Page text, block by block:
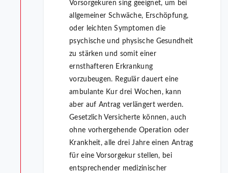
Vorsorgekuren sing geeignet, um bei
allgemeiner Schwäche, Erschöpfung,
oder leichten Symptomen die
psychische und physische Gesundheit
zu stärken und somit einer
ernsthafteren Erkrankung
vorzubeugen. Regulär dauert eine
ambulante Kur drei Wochen, kann
aber auf Antrag verlängert werden.
Gesetzlich Versicherte können, auch
ohne vorhergehende Operation oder
Krankheit, alle drei Jahre einen Antrag
für eine Vorsorgekur stellen, bei
entsprechender medizinischer